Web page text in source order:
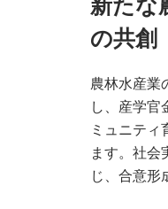
の共創
農林水産業
し、産学官
ミュニティ
ます。社会
じ、合意形